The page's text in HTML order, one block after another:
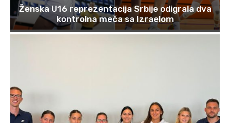
Ženska U16 reprezentacija Srbije odigrala dva
kontrolna meča sa Izraelom